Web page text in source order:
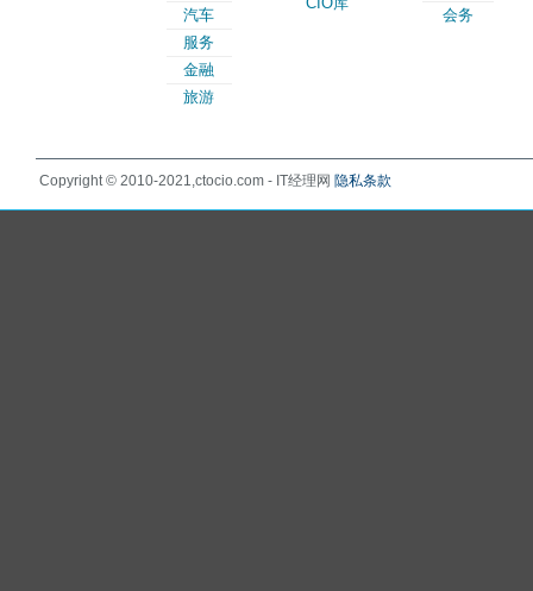
汽车
服务
金融
旅游
会务
Copyright © 2010-2021,ctocio.com - IT经理网 隐私条款